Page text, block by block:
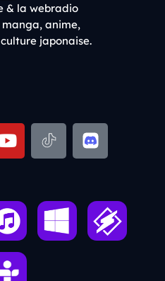
& la webradio
anime,
japonaise.